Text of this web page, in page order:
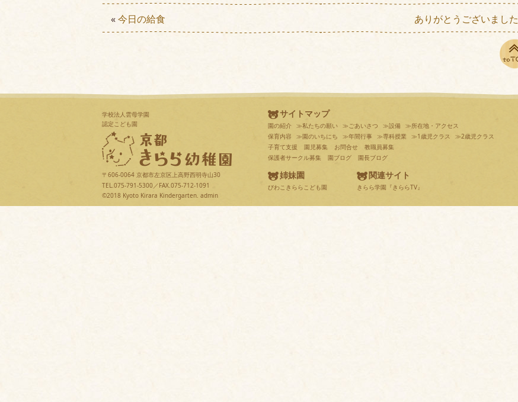
«今日の給食 ありがとうございました
学校法人雲母学園
認定こども園
〒606-0064 京都市左京区上高野西明寺山30
TEL.075-791-5300／FAX.075-712-1091
©2018 Kyoto Kirara Kindergarten. admin
サイトマップ
園の紹介 ≫私たちの願い ≫ごあいさつ ≫設備 ≫所在地・アクセス
保育内容
≫園のいちにち ≫年間行事 ≫専科授業 ≫1歳児クラス
≫2歳児クラス
子育て支援
園児募集 お問合せ
教職員募集
保護者サークル募集
園ブログ 園長ブログ
姉妹園
びわこきららこども園
関連サイト
きらら学園『きららTV』